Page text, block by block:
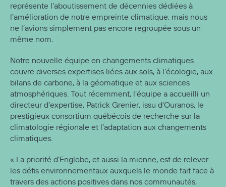
représente l’aboutissement de décennies dédiées à
l’amélioration de notre empreinte climatique, mais nous
ne l’avions simplement pas encore regroupée sous un
même nom.
Notre nouvelle équipe en changements climatiques
couvre diverses expertises liées aux sols, à l’écologie, aux
bilans de carbone, à la géomatique et aux sciences
atmosphériques. Tout récemment, l’équipe a accueilli un
directeur d’expertise, Patrick Grenier, issu d’Ouranos, le
prestigieux consortium québécois de recherche sur la
climatologie régionale et l’adaptation aux changements
climatiques.
« La priorité d’Englobe, et aussi la mienne, est de relever
les défis environnementaux auxquels le monde fait face à
travers des actions positives dans nos communautés,